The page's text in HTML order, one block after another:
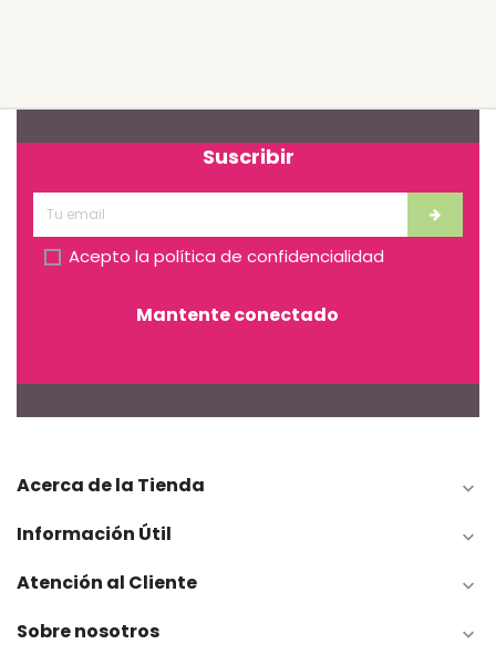
Suscribir
Acepto la política de confidencialidad
Mantente conectado
Acerca de la Tienda 
Información Útil 
Atención al Cliente 
Sobre nosotros 